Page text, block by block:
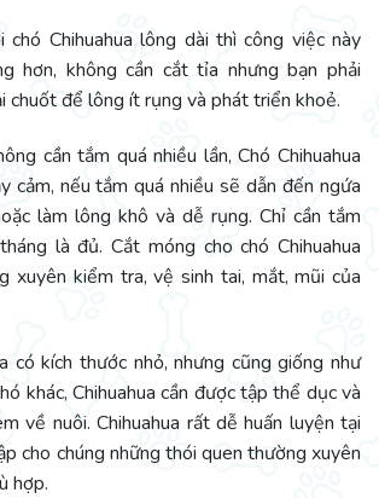
chó Chihuahua lông dài thì công việc này
hơn, không cần cắt tỉa nhưng bạn phải
chuốt để lông ít rụng và phát triển khoẻ.
cần tắm quá nhiều lần, Chó Chihuahua
cảm, nếu tắm quá nhiều sẽ dẫn đến ngứa
làm lông khô và dễ rụng. Chỉ cần tắm
là đủ. Cắt móng cho chó Chihuahua
xuyên kiểm tra, vệ sinh tai, mắt, mũi của
có kích thước nhỏ, nhưng cũng giống như
khác, Chihuahua cần được tập thể dục và
về nuôi. Chihuahua rất dễ huấn luyện tại
cho chúng những thói quen thường xuyên
hợp.